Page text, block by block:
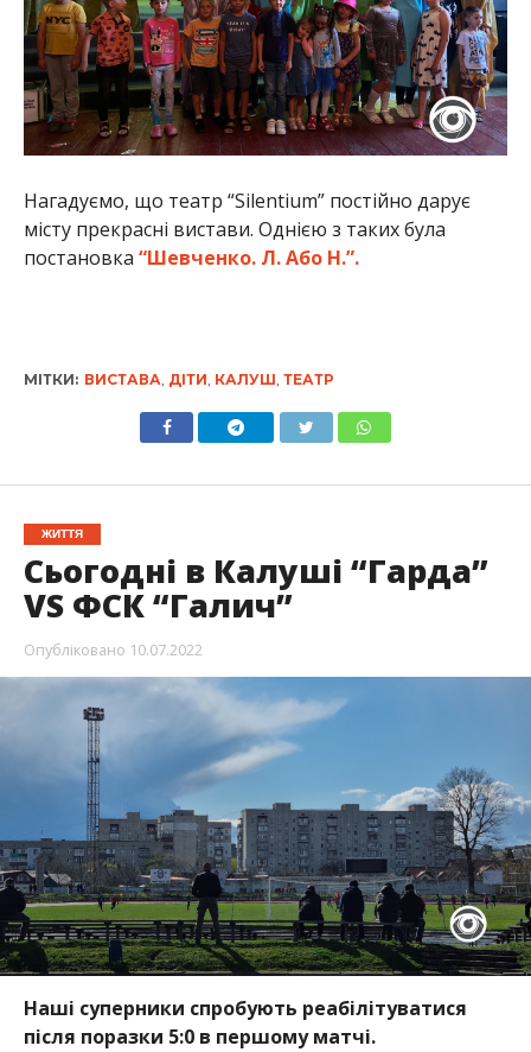
Нагадуємо, що театр “Silentium” постійно дарує
місту прекрасні вистави. Однією з таких була
постановка “Шевченко. Л. Або Н.”.
МІТКИ: ВИСТАВА, ДІТИ, КАЛУШ, ТЕАТР
ЖИТТЯ
Сьогодні в Калуші “Гарда”
VS ФСК “Галич”
Опубліковано 10.07.2022
Наші суперники спробують реабілітуватися
після поразки 5:0 в першому матчі.